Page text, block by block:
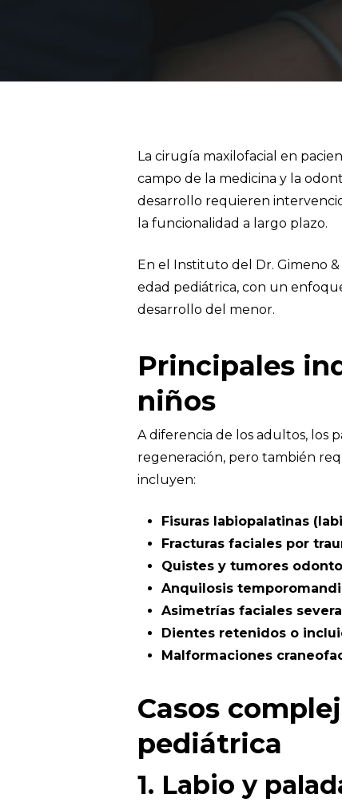
Hit enter to search or ESC to close
La cirugía maxilofacial en
campo de la medicina y la
desarrollo requieren
la funcionalidad a largo plazo.
En el Instituto del Dr. Gimeno
edad pediátrica, con un
desarrollo del menor.
Principales
niños
A diferencia de los adultos, los
regeneración, pero también
incluyen:
Fisuras labiopalatinas
Fracturas faciales por
Quistes y tumores
Anquilosis
Asimetrías faciales
Dientes retenidos o
Malformaciones
Casos
pediátrica
1. Labio y